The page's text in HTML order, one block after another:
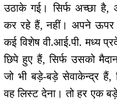
उठाके गई। सिर्फ अच्छा है,
कर रहे हैं, नहीं। अपने ऊपर
कई विशेष वी.आई.पी. मध्य
छिपे हुए हैं, सिर्फ उसको
जो भी बड़े-बड़े सेवाकेन्द्र
वह लिस्ट देना। तो हर एक